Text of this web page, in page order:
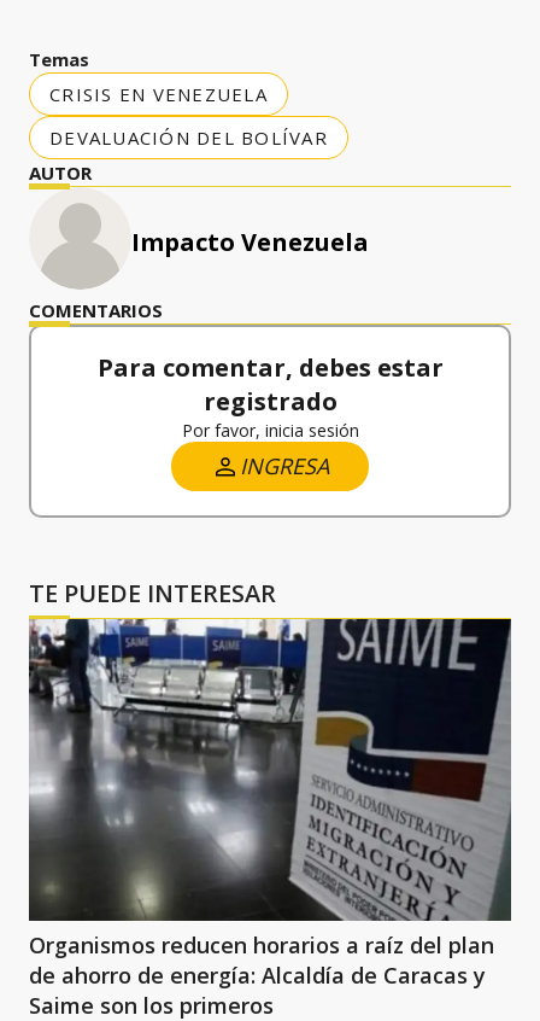
Temas
CRISIS EN VENEZUELA
DEVALUACIÓN DEL BOLÍVAR
AUTOR
Impacto Venezuela
COMENTARIOS
Para comentar, debes estar
registrado
Por favor, inicia sesión
INGRESA
TE PUEDE INTERESAR
Organismos reducen horarios a raíz del plan
de ahorro de energía: Alcaldía de Caracas y
Saime son los primeros